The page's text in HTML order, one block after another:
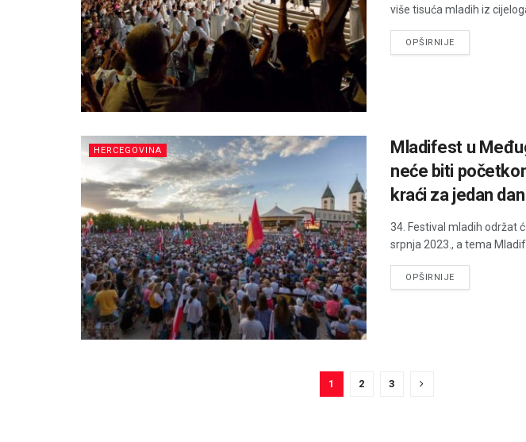
više tisuća mladih iz
OPŠIRNIJEDETAILS
HERCEGOVINA
Mladifest u
neće biti
kraći za jedan dan
34. Festival mladih održat
srpnja 2023., a tema
OPŠIRNIJEDETAILS
1 2 3